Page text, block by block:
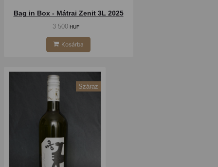
Bag in Box - Mátrai Zenit 3L 2025
3 500 HUF
Kosárba
Száraz